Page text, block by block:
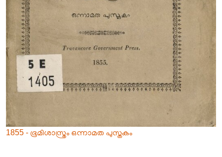
1855 - ഭൂമിശാസ്ത്രം ഒന്നാമത പുസ്തകം